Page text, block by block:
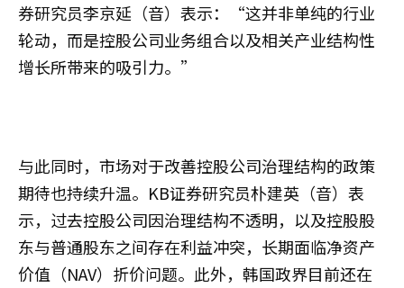
券研究员李京延（音）表示：“这并非单纯的行业
轮动，而是控股公司业务组合以及相关产业结构性
增长所带来的吸引力。”
与此同时，市场对于改善控股公司治理结构的政策
期待也持续升温。KB证券研究员朴建英（音）表
示，过去控股公司因治理结构不透明，以及控股股
东与普通股东之间存在利益冲突，长期面临净资产
价值（NAV）折价问题。此外，韩国政界目前还在